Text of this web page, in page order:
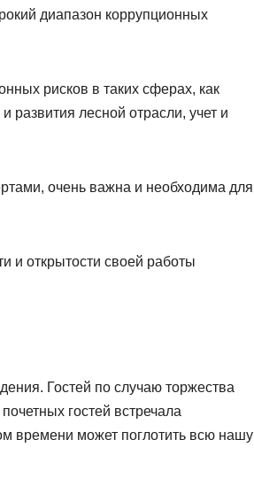
диапазон коррупционных
рисков в таких сферах, как
развития лесной отрасли, учет и
очень важна и необходима для
и открытости своей работы
Гостей по случаю торжества
гостей встречала
времени может поглотить всю нашу